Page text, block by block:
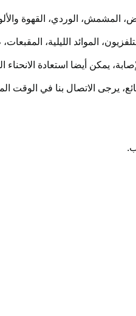
الوردي، القهوة
الموائد الليلية،
يمكن أيضا استعادة
يرجى الاتصال بنا في